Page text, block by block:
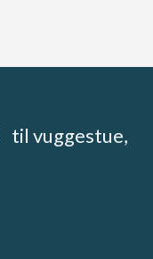
til vuggestue,